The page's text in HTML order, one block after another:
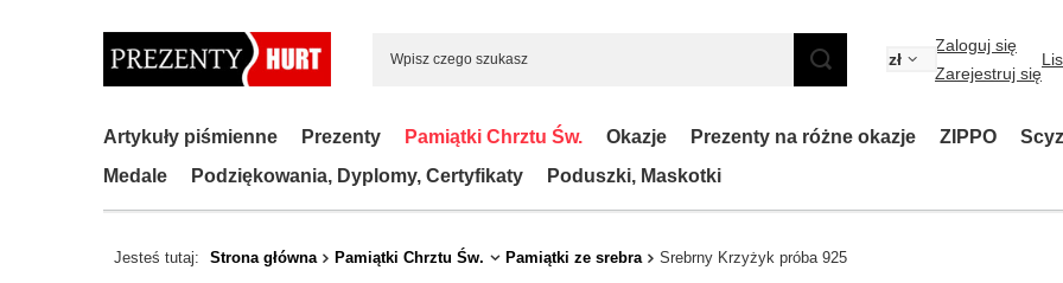
zł
Zaloguj się
Zarejestruj się
Artykuły piśmienne Prezenty Pamiątki Chrztu Św. Okazje Prezenty na różne okazje ZIPPO
Medale
Podziękowania, Dyplomy, Certyfikaty Poduszki, Maskotki
Jesteś tutaj: Strona główna Pamiątki Chrztu Św. Pamiątki ze srebra Srebrny Krzyżyk próba 925